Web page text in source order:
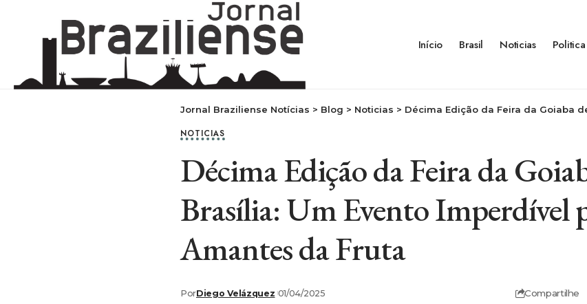
Início Brasil Noticias Politica
Jornal Braziliense Notícias > Blog > Noticias > Décima Edição da Feira da Goiaba de Brasília: Um
NOTICIAS
Décima Edição da Feira da
Brasília: Um Evento Imperdível
Amantes da Fruta
PorDiego Velázquez 01/04/2025 Compartilhe